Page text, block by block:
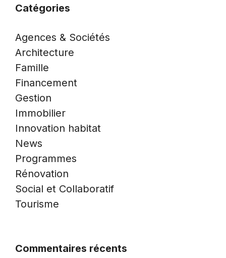
Catégories
Agences & Sociétés
Architecture
Famille
Financement
Gestion
Immobilier
Innovation habitat
News
Programmes
Rénovation
Social et Collaboratif
Tourisme
Commentaires récents